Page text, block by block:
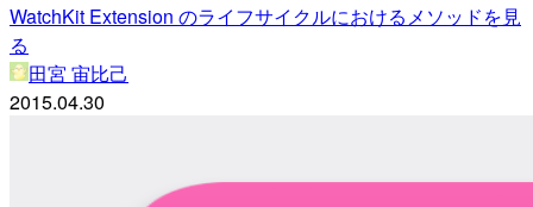
WatchKit Extension のライフサイクルにおけるメソッドを見
る
田宮 宙比己
2015.04.30